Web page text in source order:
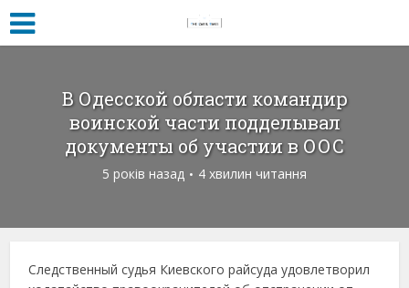
В Одесской области командир
воинской части подделывал
документы об участии в ООС
5 років назад 4 хвилин читання
Следственный судья Киевского райсуда удовлетворил